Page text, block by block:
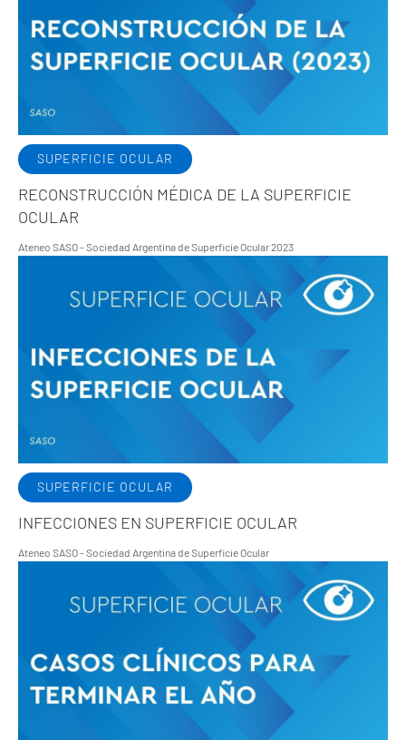
SUPERFICIE OCULAR
RECONSTRUCCIÓN MÉDICA DE LA SUPERFICIE
OCULAR
Ateneo SASO - Sociedad Argentina de Superficie Ocular 2023
SUPERFICIE OCULAR
INFECCIONES EN SUPERFICIE OCULAR
Ateneo SASO - Sociedad Argentina de Superficie Ocular